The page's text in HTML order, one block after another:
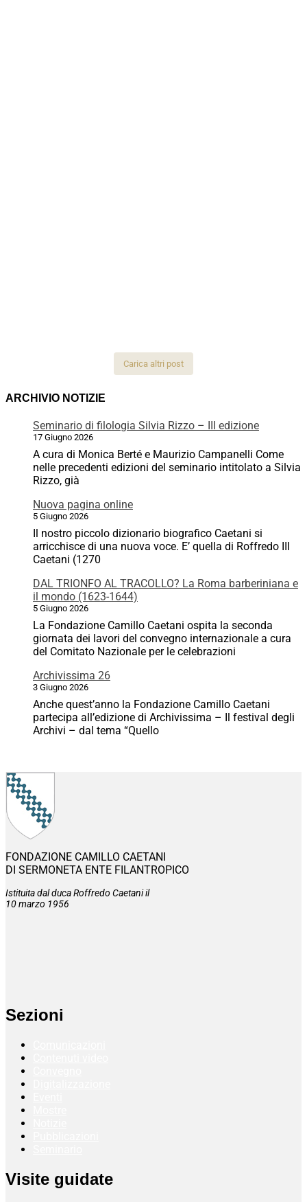
Carica altri post
ARCHIVIO NOTIZIE
Seminario di filologia Silvia Rizzo – III edizione
17 Giugno 2026
A cura di Monica Berté e Maurizio Campanelli Come
nelle precedenti edizioni del seminario intitolato a Silvia
Rizzo, già
Nuova pagina online
5 Giugno 2026
Il nostro piccolo dizionario biografico Caetani si
arricchisce di una nuova voce. E’ quella di Roffredo III
Caetani (1270
DAL TRIONFO AL TRACOLLO? La Roma barberiniana e
il mondo (1623-1644)
5 Giugno 2026
La Fondazione Camillo Caetani ospita la seconda
giornata dei lavori del convegno internazionale a cura
del Comitato Nazionale per le celebrazioni
Archivissima 26
3 Giugno 2026
Anche quest’anno la Fondazione Camillo Caetani
partecipa all’edizione di Archivissima – Il festival degli
Archivi – dal tema “Quello
FONDAZIONE CAMILLO CAETANI
DI SERMONETA ENTE FILANTROPICO
Istituita dal duca Roffredo Caetani il
10 marzo 1956
Sezioni
Visite guidate